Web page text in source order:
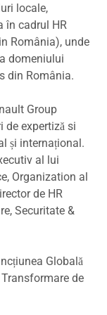
locale,
în cadrul HR
România), unde
domeniului
din România.
Group
de expertiză si
și internațional.
al lui
Organization al
de HR
Securitate &
Globală
de